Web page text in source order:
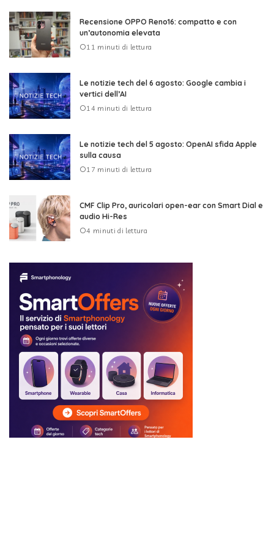
Recensione OPPO Reno16: compatto e con
un’autonomia elevata
11 minuti di lettura
Le notizie tech del 6 agosto: Google cambia i
vertici dell’AI
14 minuti di lettura
Le notizie tech del 5 agosto: OpenAI sfida Apple
sulla causa
17 minuti di lettura
CMF Clip Pro, auricolari open-ear con Smart Dial e
audio Hi-Res
4 minuti di lettura